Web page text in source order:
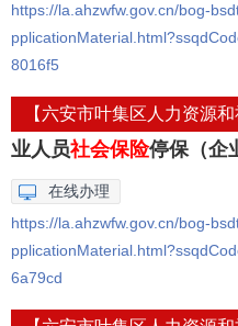
https://la.ahzwfw.gov.cn/bog-
8016f5
【六安市叶集区人力资源和
业人员社会保险停保（企
在线办理
https://la.ahzwfw.gov.cn/bog-
6a79cd